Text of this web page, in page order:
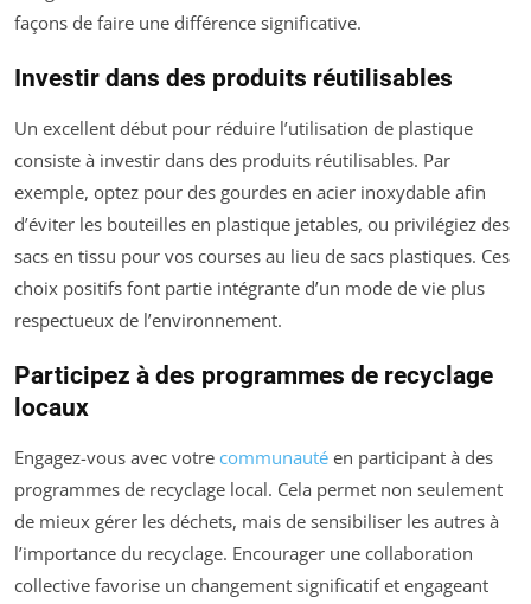
façons de faire une différence significative.
Investir dans des produits réutilisables
Un excellent début pour réduire l’utilisation de plastique
consiste à investir dans des produits réutilisables. Par
exemple, optez pour des gourdes en acier inoxydable afin
d’éviter les bouteilles en plastique jetables, ou privilégiez des
sacs en tissu pour vos courses au lieu de sacs plastiques. Ces
choix positifs font partie intégrante d’un mode de vie plus
respectueux de l’environnement.
Participez à des programmes de recyclage
locaux
Engagez-vous avec votre communauté en participant à des
programmes de recyclage local. Cela permet non seulement
de mieux gérer les déchets, mais de sensibiliser les autres à
l’importance du recyclage. Encourager une collaboration
collective favorise un changement significatif et engageant